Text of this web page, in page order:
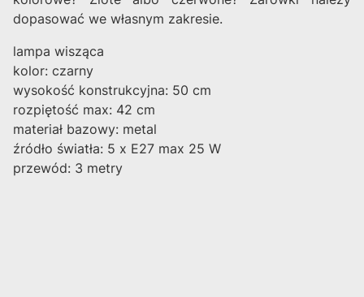
dopasować we własnym zakresie.
lampa wisząca
kolor: czarny
wysokość konstrukcyjna: 50 cm
rozpiętość max: 42 cm
materiał bazowy: metal
źródło światła: 5 x E27 max 25 W
przewód: 3 metry